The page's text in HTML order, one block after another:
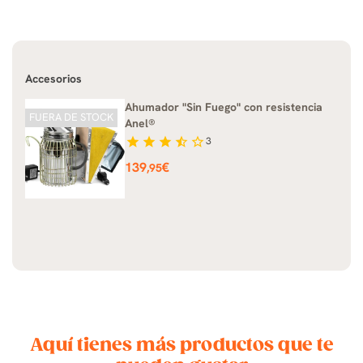
Accesorios
Ahumador "Sin Fuego" con resistencia
Anel®
star star star star_half star_border3
Precio
139,95€
FUERA DE STOCK
Aquí tienes más productos que te